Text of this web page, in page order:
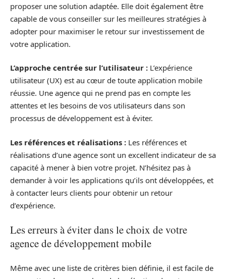
proposer une solution adaptée. Elle doit également être
capable de vous conseiller sur les meilleures stratégies à
adopter pour maximiser le retour sur investissement de
votre application.
L’approche centrée sur l’utilisateur : L’expérience
utilisateur (UX) est au cœur de toute application mobile
réussie. Une agence qui ne prend pas en compte les
attentes et les besoins de vos utilisateurs dans son
processus de développement est à éviter.
Les références et réalisations : Les références et
réalisations d’une agence sont un excellent indicateur de sa
capacité à mener à bien votre projet. N’hésitez pas à
demander à voir les applications qu’ils ont développées, et
à contacter leurs clients pour obtenir un retour
d’expérience.
Les erreurs à éviter dans le choix de votre
agence de développement mobile
Même avec une liste de critères bien définie, il est facile de